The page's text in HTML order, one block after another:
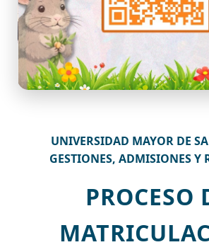
UNIVERSIDAD MAYOR DE
GESTIONES, ADMISIONES Y
PROCESO